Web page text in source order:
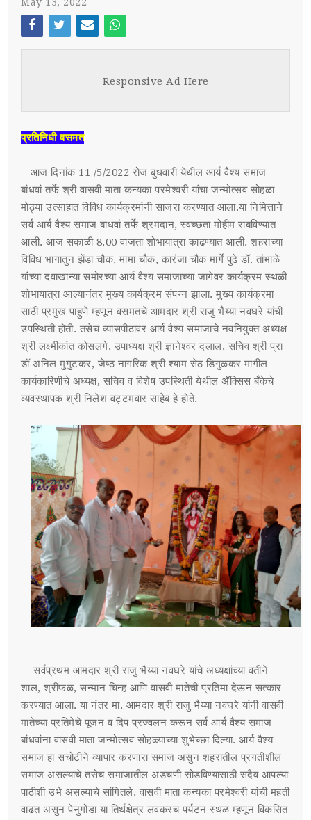
स्पर्धा परीक्षा
SUB MENU 3
PARENTAL MENU
PARENTAL MENU
PARENTAL MENU
PARENTAL MENU
SUB MENU 4
Face
Twi
Ema
Wh
Responsive Ad Here
प्रतिनिधी वसमत
आज दिनांक 11 /5/2022 रोज बुधवारी येथील आर्य वैश्य समाज
बांधवां तर्फे श्री वासवी माता कन्यका परमेश्वरी यांचा जन्मोत्सव सोहळा
मोठ्या उत्साहात विविध कार्यक्रमांनी साजरा करण्यात आला.या निमित्ताने
सर्व आर्य वैश्य समाज बांधवां तर्फे श्रमदान, स्वच्छता मोहीम राबविण्यात
आली. आज सकाळी 8.00 वाजता शोभायात्रा काढण्यात आली. शहराच्या
विविध भागातुन झेंडा चौक, मामा चौक, कारंजा चौक मार्गे पुढे डॉ. तांभाळे
यांच्या दवाखान्या समोरच्या आर्य वैश्य समाजाच्या जागेवर कार्यक्रम स्थळी
शोभायात्रा आल्यानंतर मुख्य कार्यक्रम संपन्न झाला. मुख्य कार्यक्रमा
साठी प्रमुख पाहुणे म्हणून वसमतचे आमदार श्री राजु भैय्या नवघरे यांची
उपस्थिती होती. तसेच व्यासपीठावर आर्य वैश्य समाजाचे नवनियुक्त अध्यक्ष
श्री लक्ष्मीकांत कोसलगे, उपाध्यक्ष श्री ज्ञानेश्वर दलाल, सचिव श्री प्रा
डॉ अनिल मुगुटकर, जेष्ठ नागरिक श्री श्याम सेठ डिगुळकर मागील
कार्यकारिणीचे अध्यक्ष, सचिव व विशेष उपस्थिती येथील अँक्सिस बँकेचे
व्यवस्थापक श्री निलेश वट्टमवार साहेब हे होते.
सर्वप्रथम आमदार श्री राजु भैय्या नवघरे यांचे अध्यक्षांच्या वतीने
शाल, श्रीफळ, सन्मान चिन्ह आणि वासवी मातेची प्रतिमा देऊन सत्कार
करण्यात आला. या नंतर मा. आमदार श्री राजु भैय्या नवघरे यांनी वासवी
मातेच्या प्रतिमेचे पूजन व दिप प्रज्वलन करून सर्व आर्य वैश्य समाज
बांधवांना वासवी माता जन्मोत्सव सोहळ्याच्या शुभेच्छा दिल्या. आर्य वैश्य
समाज हा सचोटीने व्यापार करणारा समाज असुन शहरातील प्रगतीशील
समाज असल्याचे तसेच समाजातील अडचणी सोडविण्यासाठी सदैव आपल्या
पाठीशी उभे असल्याचे सांगितले. वासवी माता कन्यका परमेश्वरी यांची महती
वाढत असुन पेनुगोंडा या तिर्थक्षेत्र लवकरच पर्यटन स्थळ म्हणून विकसित